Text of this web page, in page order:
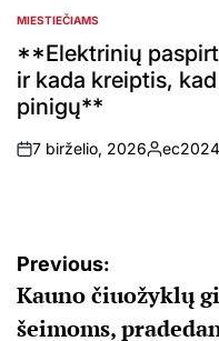
POSTED
MIESTIEČIAMS
**Elektrinių
ir kada kreiptis,
pinigų**
on
7 birželio, 2026
Posted
Navigacija
tarp
Previous:
Kauno čiuožyklų
šeimoms,